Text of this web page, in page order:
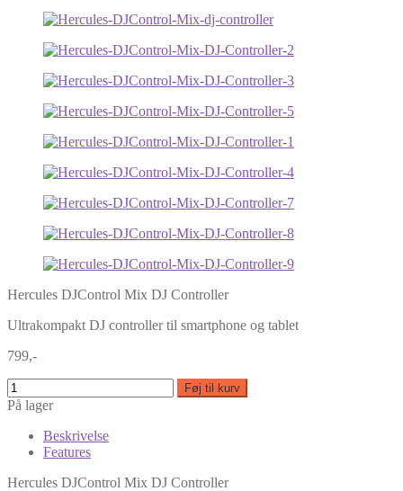
Hercules DJControl Mix DJ Controller
Ultrakompakt DJ controller til smartphone og tablet
799,-
Føj til kurv
På lager
Beskrivelse
Features
Hercules DJControl Mix DJ Controller